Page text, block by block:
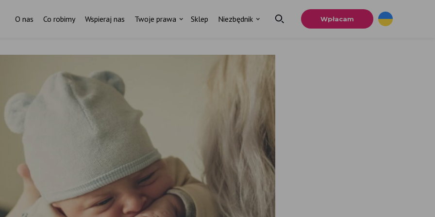
O nas Co robimy Wspieraj nas Twoje prawa Sklep Niezbędnik Wpłacam
Za każdym pismem do ministra
stoi czyjaś historia.
I ktoś, kto nas wspiera.
stałym darczyńcą Fundacji Rodzić po Ludzku.